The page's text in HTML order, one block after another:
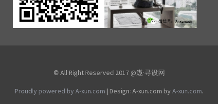
© All Right Reserved 2017 @遨·寻设网
Proudly powered by A-xun.com | Design: A-xun.com by A-xun.com.